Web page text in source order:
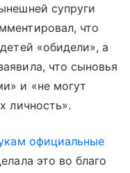
супруги
что
«обидели», а
что сыновья
и «не могут
личность».
официальные
это во благо